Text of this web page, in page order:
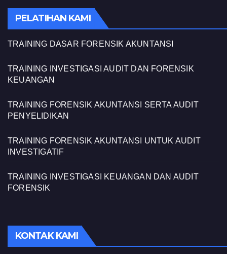
PELATIHAN KAMI
TRAINING DASAR FORENSIK AKUNTANSI
TRAINING INVESTIGASI AUDIT DAN FORENSIK
KEUANGAN
TRAINING FORENSIK AKUNTANSI SERTA AUDIT
PENYELIDIKAN
TRAINING FORENSIK AKUNTANSI UNTUK AUDIT
INVESTIGATIF
TRAINING INVESTIGASI KEUANGAN DAN AUDIT
FORENSIK
KONTAK KAMI